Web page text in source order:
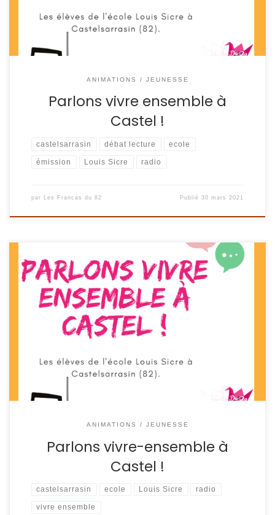
ANIMATIONS / JEUNESSE
Parlons vivre ensemble à
Castel !
castelsarrasin débat lecture ecole
émission Louis Sicre radio
par Les Francas du 82 Publié30 mars 2021
14 émissions autour du vivre ensemble ont vu le jour à
l’école Louis Sicre à Castelsarrasin. On vous propose d’en
découvrir une nouvelle chaque mercredi ! Retrouvez ici la
grille de programmation. Bonne écoute !!!!
ANIMATIONS / JEUNESSE
Parlons vivre-ensemble à
Castel !
castelsarrasin ecole Louis Sicre radio
vivre ensemble